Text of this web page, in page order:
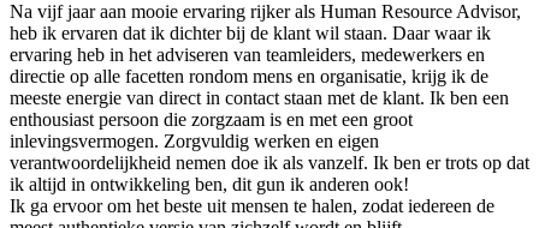
Na vijf jaar aan mooie ervaring rijker als Human Resource Advisor,
heb ik ervaren dat ik dichter bij de klant wil staan. Daar waar ik
ervaring heb in het adviseren van teamleiders, medewerkers en
directie op alle facetten rondom mens en organisatie, krijg ik de
meeste energie van direct in contact staan met de klant. Ik ben een
enthousiast persoon die zorgzaam is en met een groot
inlevingsvermogen. Zorgvuldig werken en eigen
verantwoordelijkheid nemen doe ik als vanzelf. Ik ben er trots op dat
ik altijd in ontwikkeling ben, dit gun ik anderen ook!
Ik ga ervoor om het beste uit mensen te halen, zodat iedereen de